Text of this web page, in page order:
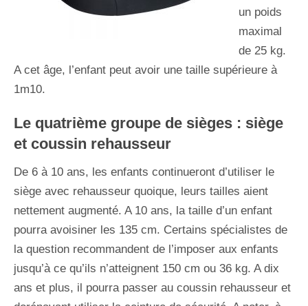
un poids
maximal
de 25 kg.
A cet âge, l’enfant peut avoir une taille supérieure à
1m10.
Le quatrième groupe de sièges : siège
et coussin rehausseur
De 6 à 10 ans, les enfants continueront d’utiliser le
siège avec rehausseur quoique, leurs tailles aient
nettement augmenté. A 10 ans, la taille d’un enfant
pourra avoisiner les 135 cm. Certains spécialistes de
la question recommandent de l’imposer aux enfants
jusqu’à ce qu’ils n’atteignent 150 cm ou 36 kg. A dix
ans et plus, il pourra passer au coussin rehausseur et